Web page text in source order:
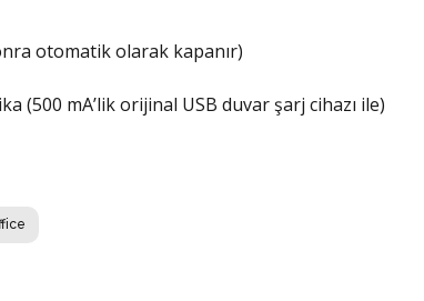
otomatik olarak kapanır)
(500 mA’lik orijinal USB duvar şarj cihazı ile)